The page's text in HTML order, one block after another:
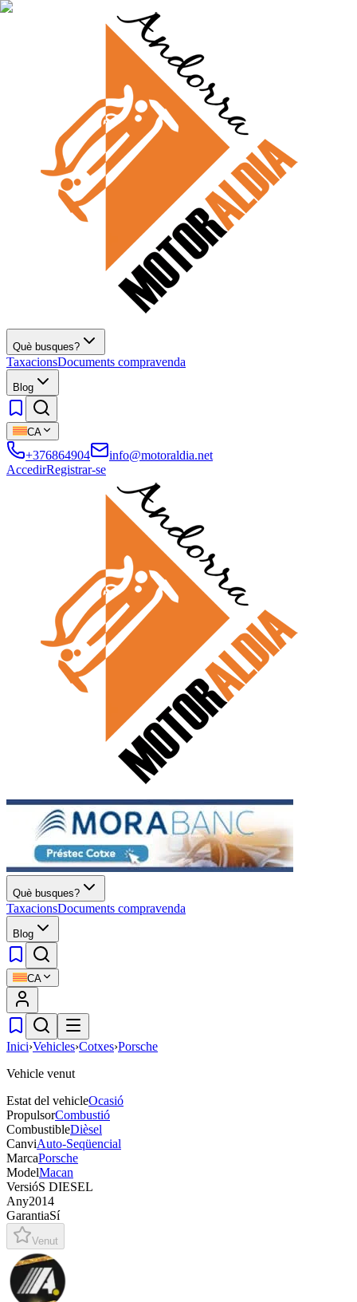
Què busques?
TaxacionsDocuments compravenda
Blog
CA
+376864904
info@motoraldia.net
AccedirRegistrar-se
Què busques?
TaxacionsDocuments compravenda
Blog
CA
Inici›Vehicles›Cotxes›Porsche
Vehicle venut
Estat del vehicleOcasió
PropulsorCombustió
CombustibleDièsel
CanviAuto-Seqüencial
MarcaPorsche
ModelMacan
VersióS DIESEL
Any2014
GarantiaSí
Venut